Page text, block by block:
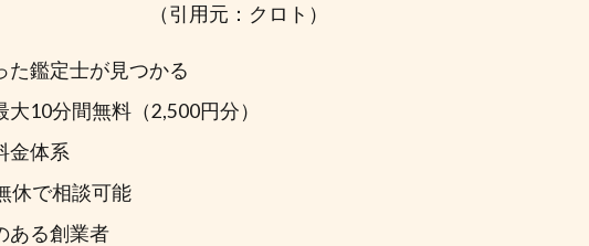
（引用元：クロト）
た鑑定士が見つかる
10分間無料（2,500円分）
金体系
休で相談可能
ある創業者